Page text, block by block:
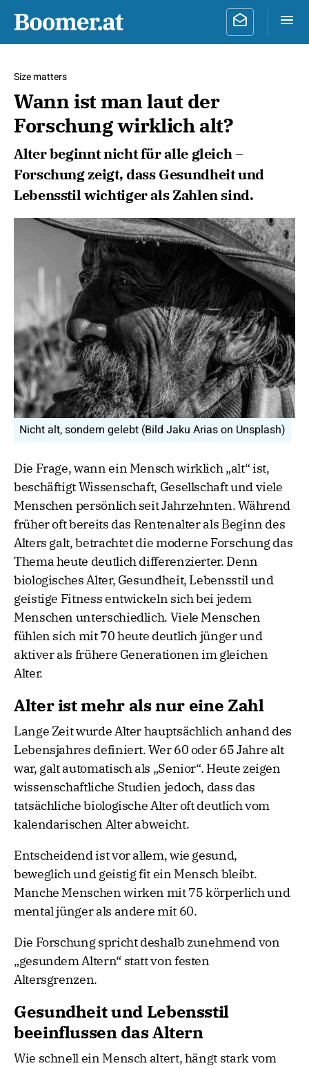
Size matters
Wann ist man laut der
Forschung wirklich alt?
Alter beginnt nicht für alle gleich –
Forschung zeigt, dass Gesundheit und
Lebensstil wichtiger als Zahlen sind.
Nicht alt, sondern gelebt (Bild Jaku Arias on Unsplash)
Die Frage, wann ein Mensch wirklich „alt“ ist,
beschäftigt Wissenschaft, Gesellschaft und viele
Menschen persönlich seit Jahrzehnten. Während
früher oft bereits das Rentenalter als Beginn des
Alters galt, betrachtet die moderne Forschung das
Thema heute deutlich differenzierter. Denn
biologisches Alter, Gesundheit, Lebensstil und
geistige Fitness entwickeln sich bei jedem
Menschen unterschiedlich. Viele Menschen
fühlen sich mit 70 heute deutlich jünger und
aktiver als frühere Generationen im gleichen
Alter.
Alter ist mehr als nur eine Zahl
Lange Zeit wurde Alter hauptsächlich anhand des
Lebensjahres definiert. Wer 60 oder 65 Jahre alt
war, galt automatisch als „Senior“. Heute zeigen
wissenschaftliche Studien jedoch, dass das
tatsächliche biologische Alter oft deutlich vom
kalendarischen Alter abweicht.
Entscheidend ist vor allem, wie gesund,
beweglich und geistig fit ein Mensch bleibt.
Manche Menschen wirken mit 75 körperlich und
mental jünger als andere mit 60.
Die Forschung spricht deshalb zunehmend von
„gesundem Altern“ statt von festen
Altersgrenzen.
Gesundheit und Lebensstil
beeinflussen das Altern
Wie schnell ein Mensch altert, hängt stark vom